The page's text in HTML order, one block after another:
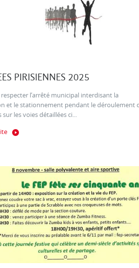
PIRISIENNES 2025
respecter l’arrêté municipal interdisant la
et le stationnement pendant le déroulement
sur les voies détaillées ci...